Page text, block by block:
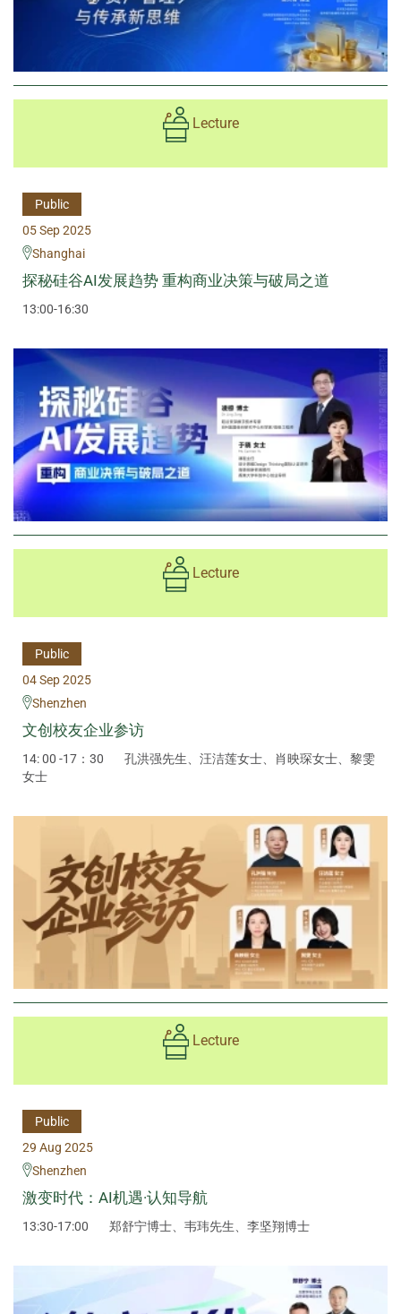
Lecture
Public
05 Sep 2025
Shanghai
探秘硅谷AI发展趋势 重构商业决策与破局之道
13:00-16:30
Lecture
Public
04 Sep 2025
Shenzhen
文创校友企业参访
14: 00 -17：30
孔洪强先生、汪洁莲女士、肖映琛女士、黎雯
女士
Lecture
Public
29 Aug 2025
Shenzhen
激变时代：AI机遇·认知导航
13:30-17:00 郑舒宁博士、韦玮先生、李坚翔博士